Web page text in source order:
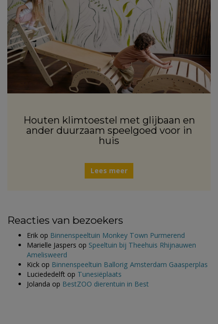
Houten klimtoestel met glijbaan en
ander duurzaam speelgoed voor in
huis
Lees meer
Reacties van bezoekers
Erik op Binnenspeeltuin Monkey Town Purmerend
Marielle Jaspers op Speeltuin bij Theehuis Rhijnauwen
Amelisweerd
Kick op Binnenspeeltuin Ballorig Amsterdam Gaasperplas
Luciededelft op Tunesiëplaats
Jolanda op BestZOO dierentuin in Best